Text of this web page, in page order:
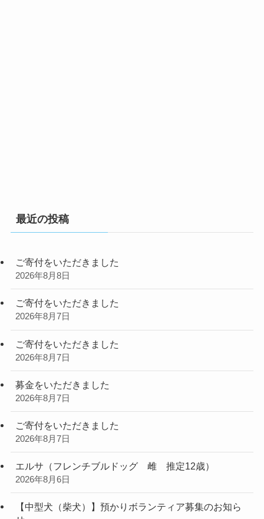
最近の投稿
ご寄付をいただきました
2026年8月8日
ご寄付をいただきました
2026年8月7日
ご寄付をいただきました
2026年8月7日
募金をいただきました
2026年8月7日
ご寄付をいただきました
2026年8月7日
エルサ（フレンチブルドッグ 雌 推定12歳）
2026年8月6日
【中型犬（柴犬）】預かりボランティア募集のお知ら